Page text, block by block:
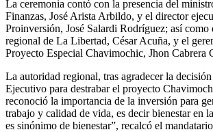
La ceremonia contó con la presencia del
Finanzas, José Arista Arbildo, y el director
Proinversión, José Salardi Rodríguez; así como
regional de La Libertad, César Acuña, y el
Proyecto Especial Chavimochic, Jhon Cabrera
La autoridad regional, tras agradecer la
Ejecutivo para destrabar el proyecto
reconoció la importancia de la inversión para
trabajo y calidad de vida, es decir bienestar en
es sinónimo de bienestar”, recalcó el